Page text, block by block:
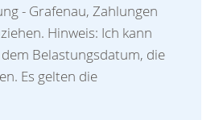
- Grafenau, Zahlungen
Hinweis: Ich kann
Belastungsdatum, die
Es gelten die